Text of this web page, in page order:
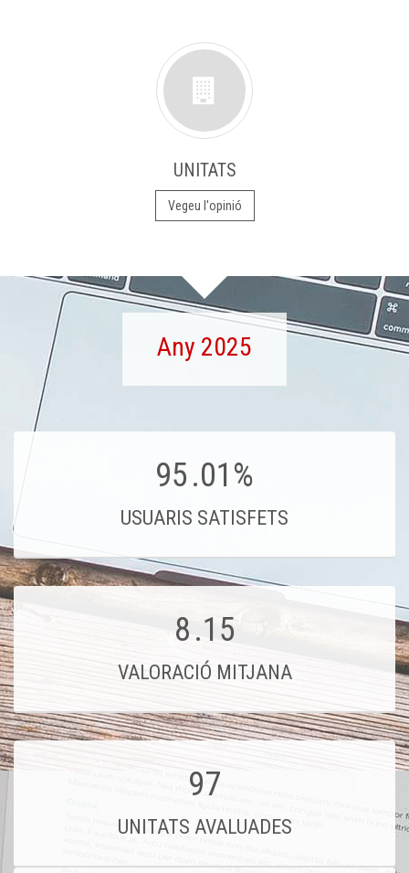
UNITATS
Vegeu l'opinió
Any 2025
95.01%
USUARIS SATISFETS
8.15
VALORACIÓ MITJANA
97
UNITATS AVALUADES